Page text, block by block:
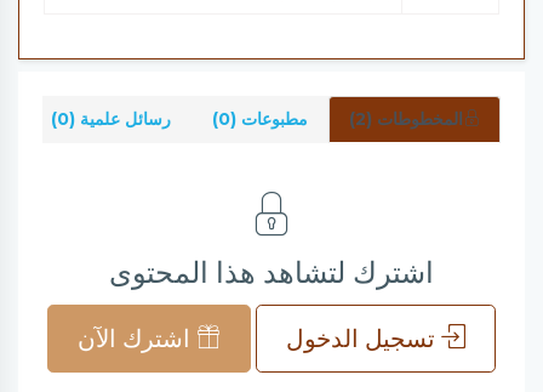
المخطوطات (2) مطبوعات (0) رسائل علمية (0)
اشترك لتشاهد هذا المحتوى
تسجيل الدخول اشترك الآن